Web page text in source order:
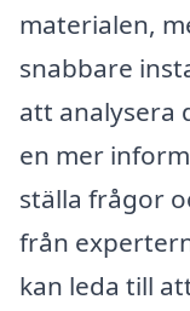
materialen,
snabbare
att analysera
en mer
ställa frågor
från
kan leda till